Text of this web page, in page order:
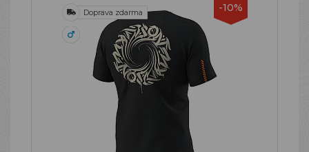
-10%
Doprava zdarma